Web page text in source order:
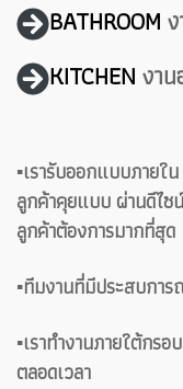
BATHROOM
KITCHEN งา
▪️เรารับออกแบบภาย
ลูกค้าคุยแบบ ผ่านดีไซ
ลูกค้าต้องการมากที่สุด
▪️ทีมงานที่มีประสบกา
▪️เราทำงานภายใต้กร
ตลอดเวลา